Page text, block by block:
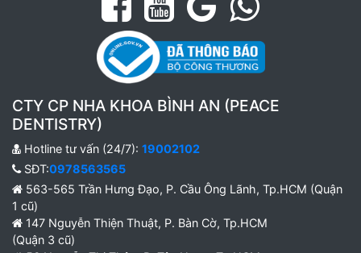
CTY CP NHA KHOA BÌNH AN (PEACE
DENTISTRY)
Hotline tư vấn (24/7): 19002102
SĐT:0978563565
563-565 Trần Hưng Đạo, P. Cầu Ông Lãnh, Tp.HCM (Quận
1 cũ)
147 Nguyễn Thiện Thuật, P. Bàn Cờ, Tp.HCM
(Quận 3 cũ)